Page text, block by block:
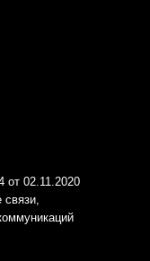
02.11.2020